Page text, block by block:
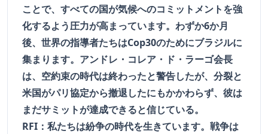
ことで、すべての国が気候へのコミットメントを強
化するよう圧力が高まっています。わずか6か月
後、世界の指導者たちはCop30のためにブラジルに
集まります。アンドレ・コレア・ド・ラーゴ会長
は、空約束の時代は終わったと警告したが、分裂と
米国がパリ協定から撤退したにもかかわらず、彼は
まだサミットが達成できると信じている。
RFI：私たちは紛争の時代を生きています。戦争は